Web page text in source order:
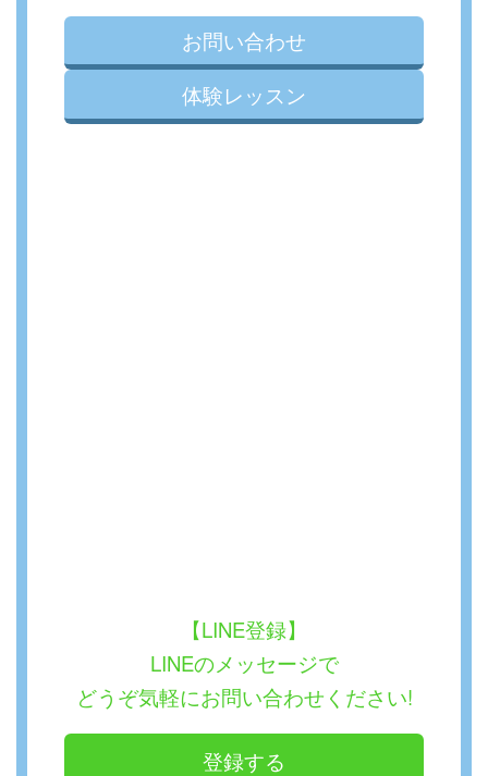
お問い合わせ
体験レッスン
【LINE登録】
LINEのメッセージで
どうぞ気軽にお問い合わせください!
登録する